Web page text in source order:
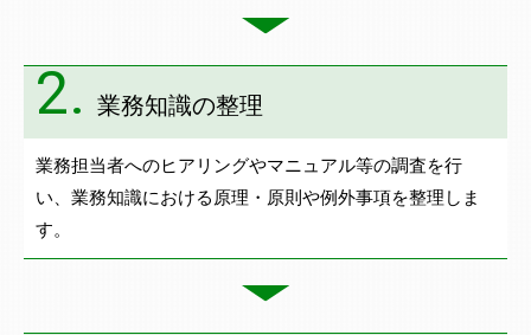
2. 業務知識の整理
業務担当者へのヒアリングやマニュアル等の調査を行
い、業務知識における原理・原則や例外事項を整理しま
す。